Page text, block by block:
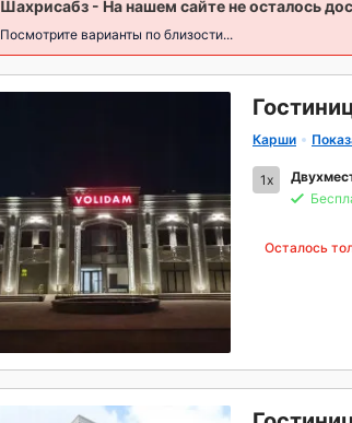
Шахрисабз - На нашем сайте не осталось
Посмотрите варианты по близости...
Карши
1x
Осталось